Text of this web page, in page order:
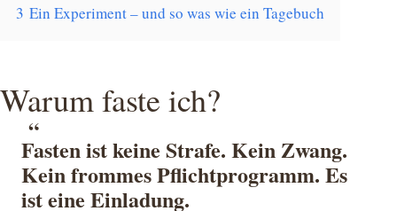
3 Ein Experiment – und so was wie ein Tagebuch
Warum faste ich?
Fasten ist keine Strafe. Kein Zwang.
Kein frommes Pflichtprogramm. Es
ist eine Einladung.